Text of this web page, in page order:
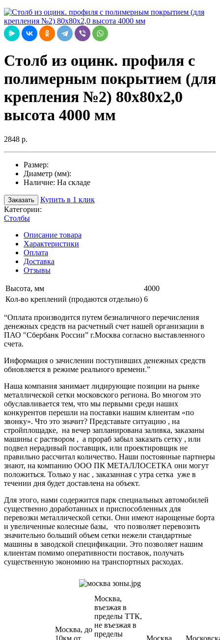
Столб из оцинк. профиля с
полимерным покрытием (для
крепления №2) 80х80х2,0
высота 4000 мм
2848 р.
Размер:
Диаметр (мм):
Наличие: На складе
Заказать
Купить в 1 клик
Категории:
Столбы
Описание товара
Характеристики
Оплата
Доставка
Отзывы
Высота, мм
4000
Кол-во креплений (продаются отдельно) 6
“Оплата производится путем безналичного перечисления
денежных средств на расчетный счет нашей организации в
ПАО "Сбербанк России” г.Москва согласно выставленного
счета.
Информация о зачислении поступивших денежных средств
обновляется в режиме реального времени.”
Наша компания занимает лидирующие позиции на рынке
металлической сетки московского региона. Во многом это
обуславливается тем, что мы первыми среди наших
конкурентов перешли на поставки нашим клиентам «по
звонку». Что это значит? Представьте ситуацию , на
стройплощадке, на вечер запланирована заливка, заказаны
машины с раствором , а прораб забыл заказать сетку , или
подвел нерадивый поставщик, или проектировщик не
правильно рассчитал количество. Наши постоянные партнеры
знают, на компанию ООО ПК МЕТАЛЛОСЕТКА они могут
положиться. Только у нас , заказанная с утра сетка уже в
течении дня будет доставлена на объект.
Для этого, нами содержится парк специальных автомобилей
существенно доработанных и приспособленных для
перевозки металлической сетки. Они имеют нарощеные борта
и увеличенные колесные базы, что позволяет перевозить
значительно больший объем сетки нежели стандартные
машины в заводской спецификации. Это позволяет нашим
клиентам помимо оперативности поставок, получать
существенную экономию на транспортных расходах.
Москва, до
10км от
Москва,
въезжая в
пределы ТТК,
не въезжая в
пределы
Москва ,